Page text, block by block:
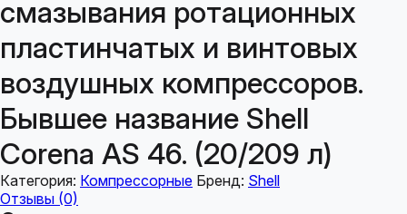
смазывания ротационных
пластинчатых и винтовых
воздушных компрессоров.
Бывшее название Shell
Corena AS 46. (20/209 л)
Категория: Компрессорные Бренд: Shell
Отзывы (0)